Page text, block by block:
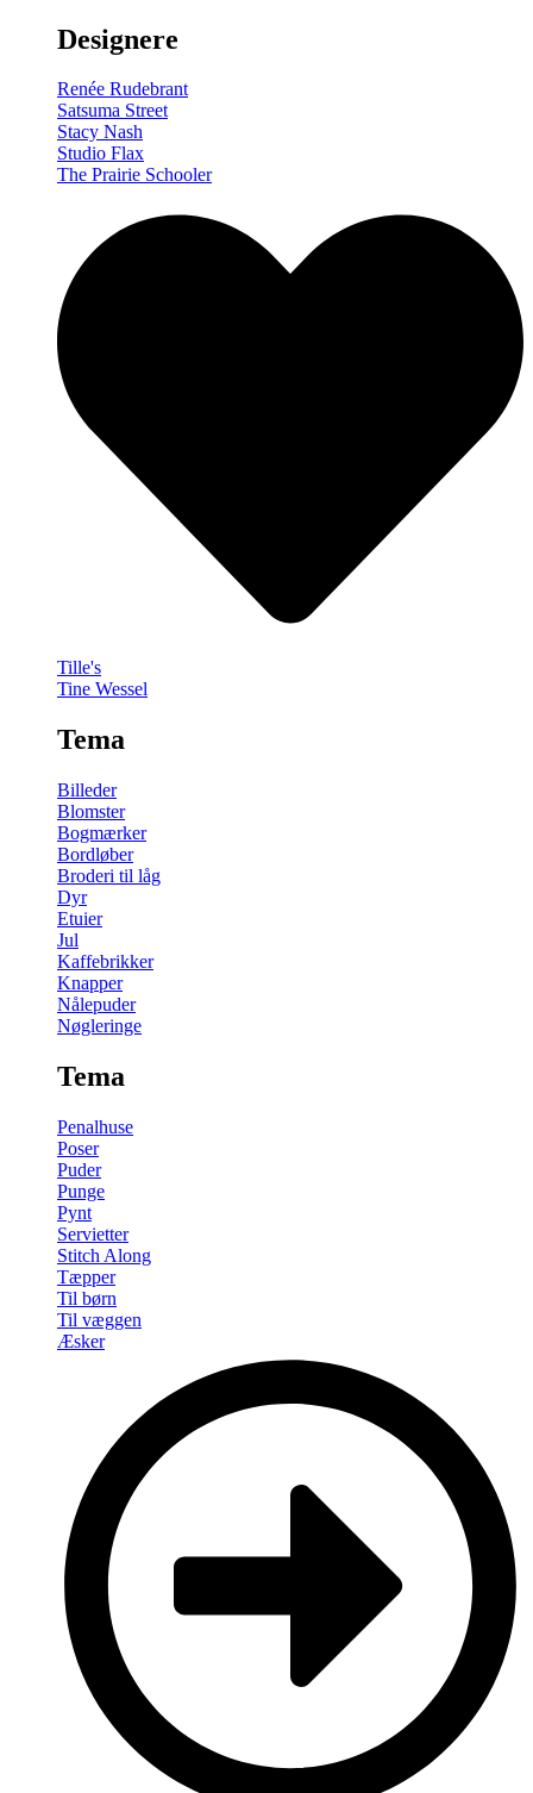
Designere
Renée Rudebrant
Satsuma Street
Stacy Nash
Studio Flax
The Prairie Schooler
Tille's
Tine Wessel
Tema
Billeder
Blomster
Bogmærker
Bordløber
Broderi til låg
Dyr
Etuier
Jul
Kaffebrikker
Knapper
Nålepuder
Nøgleringe
Tema
Penalhuse
Poser
Puder
Punge
Pynt
Servietter
Stitch Along
Tæpper
Til børn
Til væggen
Æsker